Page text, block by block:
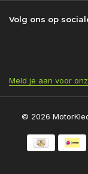
Volg ons op
Meld je aan voor
© 2026